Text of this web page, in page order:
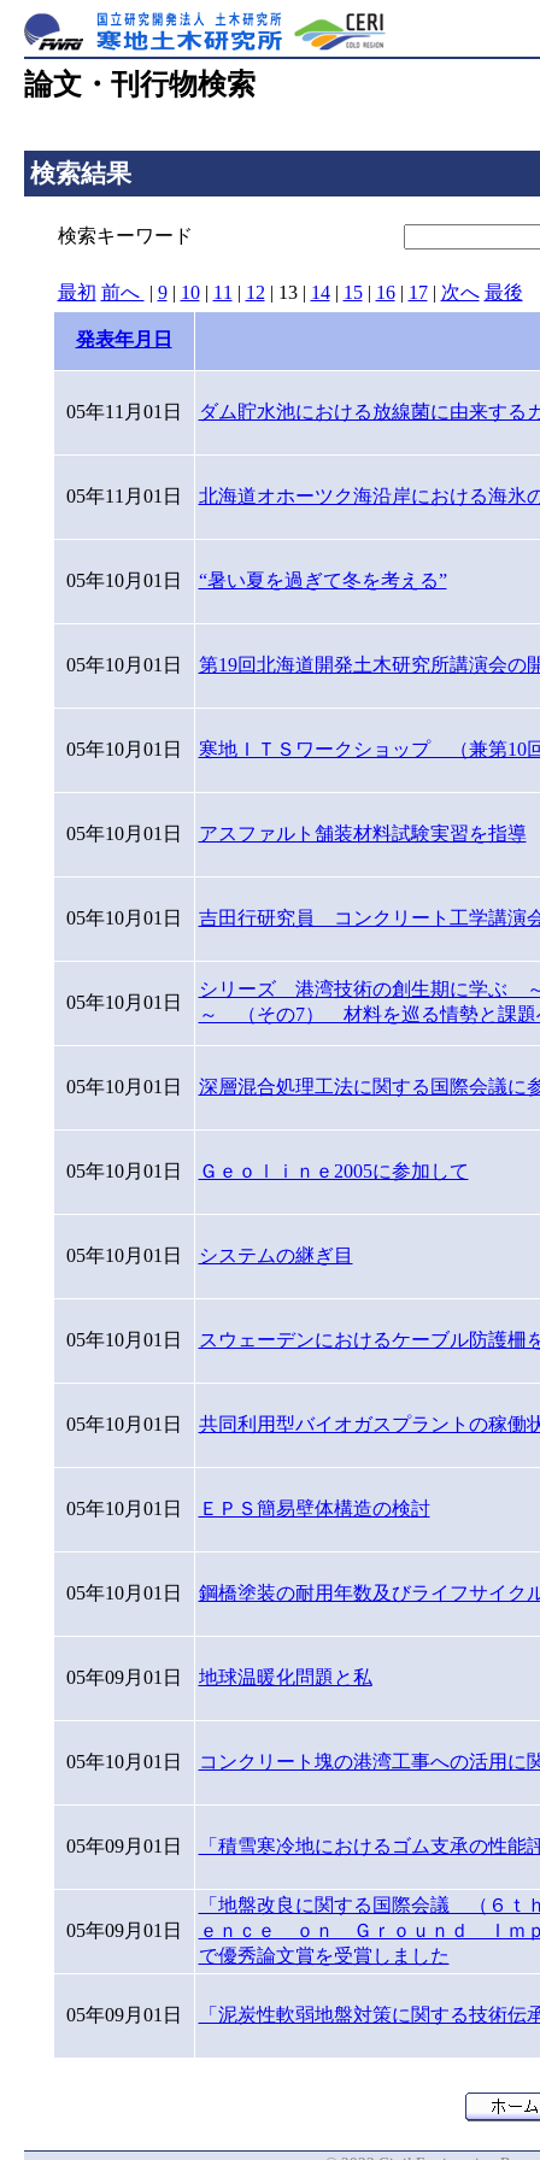
論文・刊行物検索
検索結果
検索キーワード
最初 前へ | 9| 10| 11 | 12 | 13| 14| 15| 16| 17| 次へ 最後
発表年月日
05年11月01日 ダム貯水池における放線菌に由来する
05年11月01日 北海道オホーツク海沿岸における海氷
05年10月01日 “暑い夏を過ぎて冬を考える”
05年10月01日 第19回北海道開発土木研究所講演会の
05年10月01日 寒地ＩＴＳワークショップ （兼第10
05年10月01日 アスファルト舗装材料試験実習を指導
05年10月01日 吉田行研究員 コンクリート工学講演
05年10月01日
シリーズ 港湾技術の創生期に学ぶ
～ （その7） 材料を巡る情勢と課
05年10月01日 深層混合処理工法に関する国際会議に
05年10月01日 Ｇｅｏｌｉｎｅ2005に参加して
05年10月01日 システムの継ぎ目
05年10月01日 スウェーデンにおけるケーブル防護柵
05年10月01日 共同利用型バイオガスプラントの稼働
05年10月01日 ＥＰＳ簡易壁体構造の検討
05年10月01日 鋼橋塗装の耐用年数及びライフサイク
05年09月01日 地球温暖化問題と私
05年10月01日 コンクリート塊の港湾工事への活用に
05年09月01日 「積雪寒冷地におけるゴム支承の性
05年09月01日
「地盤改良に関する国際会議 （６
ｅｎｃｅ ｏｎ Ｇｒｏｕｎｄ Ｉｍ
で優秀論文賞を受賞しました
05年09月01日 「泥炭性軟弱地盤対策に関する技術伝